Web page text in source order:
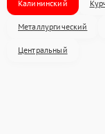
Калининский
Металлургический
Центральный